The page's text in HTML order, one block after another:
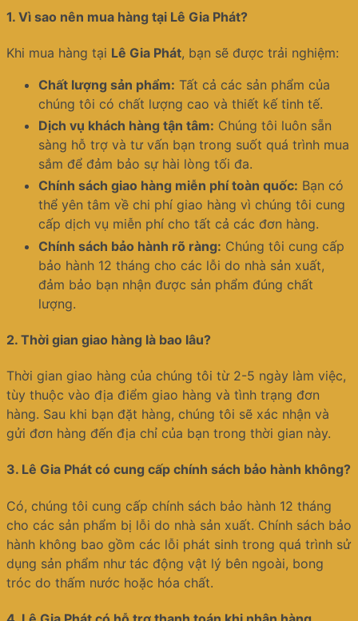
1. Vì sao nên mua hàng tại Lê Gia Phát?
Khi mua hàng tại Lê Gia Phát, bạn sẽ được trải nghiệm:
Chất lượng sản phẩm: Tất cả các sản phẩm của
chúng tôi có chất lượng cao và thiết kế tinh tế.
Dịch vụ khách hàng tận tâm: Chúng tôi luôn sẵn
sàng hỗ trợ và tư vấn bạn trong suốt quá trình mua
sắm để đảm bảo sự hài lòng tối đa.
Chính sách giao hàng miễn phí toàn quốc: Bạn có
thể yên tâm về chi phí giao hàng vì chúng tôi cung
cấp dịch vụ miễn phí cho tất cả các đơn hàng.
Chính sách bảo hành rõ ràng: Chúng tôi cung cấp
bảo hành 12 tháng cho các lỗi do nhà sản xuất,
đảm bảo bạn nhận được sản phẩm đúng chất
lượng.
2. Thời gian giao hàng là bao lâu?
Thời gian giao hàng của chúng tôi từ 2-5 ngày làm việc,
tùy thuộc vào địa điểm giao hàng và tình trạng đơn
hàng. Sau khi bạn đặt hàng, chúng tôi sẽ xác nhận và
gửi đơn hàng đến địa chỉ của bạn trong thời gian này.
3. Lê Gia Phát có cung cấp chính sách bảo hành không?
Có, chúng tôi cung cấp chính sách bảo hành 12 tháng
cho các sản phẩm bị lỗi do nhà sản xuất. Chính sách bảo
hành không bao gồm các lỗi phát sinh trong quá trình sử
dụng sản phẩm như tác động vật lý bên ngoài, bong
tróc do thấm nước hoặc hóa chất.